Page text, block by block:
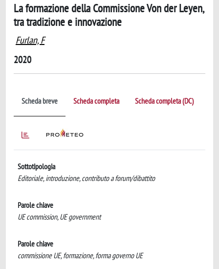
La formazione della Commissione Von der Leyen,
tra tradizione e innovazione
Furlan, F
2020
Scheda breve Scheda completa Scheda completa (DC)
Sottotipologia
Editoriale, introduzione, contributo a forum/dibattito
Parole chiave
UE commission, UE government
Parole chiave
commissione UE, formazione, forma governo UE